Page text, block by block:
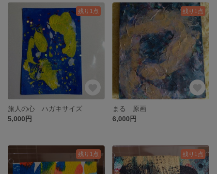
残り1点
旅人の心 ハガキサイズ
5,000円
残り1点
まる 原画
6,000円
残り1点 残り1点